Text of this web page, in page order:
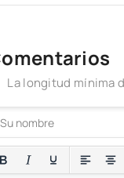
La longitud mínima